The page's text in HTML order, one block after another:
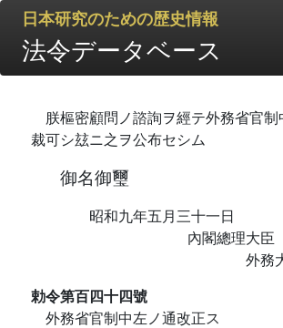
日本研究のための歴史情報
法令データベース
朕樞密顧問ノ諮詢ヲ經テ外務省官制
裁可シ玆ニ之ヲ公布セシム
御名御璽
昭和九年五月三十一日
內閣總理大
外務
勅令第百四十四號
外務省官制中左ノ通改正ス